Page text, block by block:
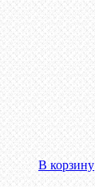
В корзину